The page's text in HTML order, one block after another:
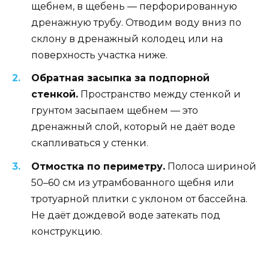
щебнем, в щебень — перфорированную
дренажную трубу. Отводим воду вниз по
склону в дренажный колодец или на
поверхность участка ниже.
Обратная засыпка за подпорной
стенкой. Пространство между стенкой и
грунтом засыпаем щебнем — это
дренажный слой, который не даёт воде
скапливаться у стенки.
Отмостка по периметру. Полоса шириной
50–60 см из утрамбованного щебня или
тротуарной плитки с уклоном от бассейна.
Не даёт дождевой воде затекать под
конструкцию.